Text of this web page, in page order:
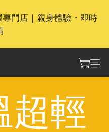
新品除外・贈品不享保
門店｜親身體驗・即時
新品除外・贈品不享保
）
超輕